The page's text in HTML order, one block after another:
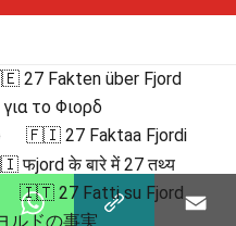
27 Fakten über Fjord
το Φιορδ
🇫🇮 27 Faktaa Fjordi
फjord के बारे में 27 तथ्य
🇮🇹 27 Fatti su Fjord
ドの事実